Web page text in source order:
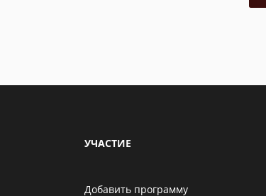
УЧАСТИЕ
Добавить программу